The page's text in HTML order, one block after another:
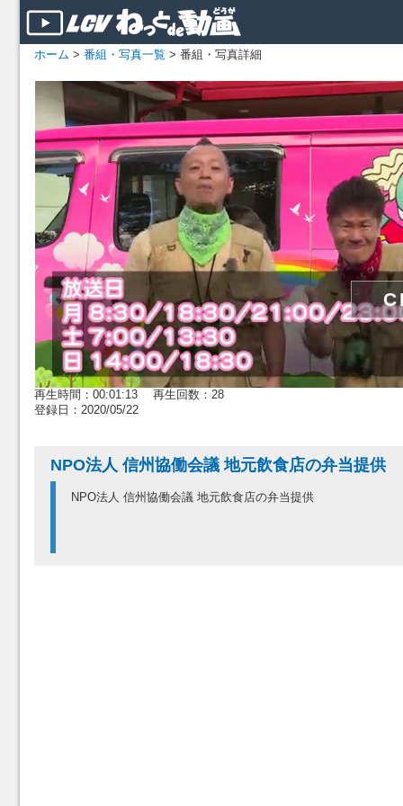
ホーム > 番組・写真一覧 > 番組・写真詳細
再生時間：00:01:13 再生回数：28
登録日：2020/05/22
NPO法人 信州協働会議 地元飲食店の弁当提供
NPO法人 信州協働会議 地元飲食店の弁当提供